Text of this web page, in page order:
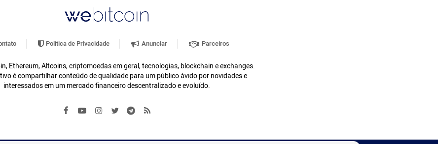
Política de Privacidade Anunciar Parceiros
Ethereum, Altcoins, criptomoedas em geral, tecnologias, blockchain e exchanges.
é compartilhar conteúdo de qualidade para um público ávido por novidades e
interessados em um mercado financeiro descentralizado e evoluído.